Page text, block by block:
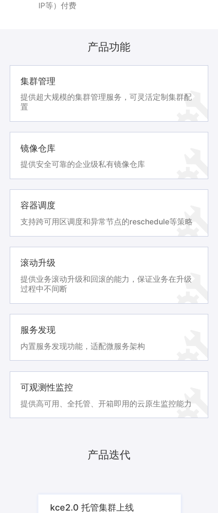
IP等）付费
产品功能
集群管理
提供超大规模的集群管理服务，可灵活定制集群配
置
镜像仓库
提供安全可靠的企业级私有镜像仓库
容器调度
支持跨可用区调度和异常节点的reschedule等策略
滚动升级
提供业务滚动升级和回滚的能力，保证业务在升级
过程中不间断
服务发现
内置服务发现功能，适配微服务架构
可观测性监控
提供高可用、全托管、开箱即用的云原生监控能力
产品迭代
kce2.0 托管集群上线